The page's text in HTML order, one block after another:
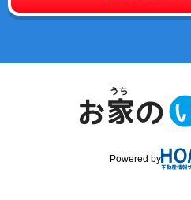
Powered by